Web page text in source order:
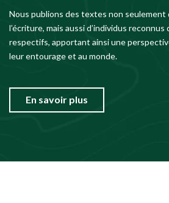
Nous publions des textes non seulement
l’écriture, mais aussi d’individus reconnus
respectifs, apportant ainsi une
leur entourage et au monde.
En savoir plus